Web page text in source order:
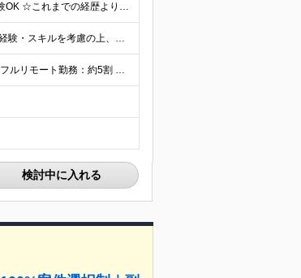
【第二新卒大歓迎！未経験スタートもOKです◎】 ◆学歴不問 ◆未経験OK ☆これまでの経歴よりも「これから」を重視します！ ☆文系・理系、前職の雇用形態は一切問いません！ ＼先輩たちの前職もさまざ
【未経験から年収550万円可／1年で最大80万円UPの実績あり！】 ※経験・スキルを考慮の上、決定いたします。 【月給】27万円〜29万円 ※上記には固定残業代（月25時間分／4万5,000円〜4万
当社で働く社員の「90%以上」がリモートワークを活用しています！ フルリモート勤務：約5割 ハイブリッド勤務（リモート＋出社）：約4割 【本社】東京都千代田区丸の内2-4-1 丸の内ビルディング12
検討中に入れる